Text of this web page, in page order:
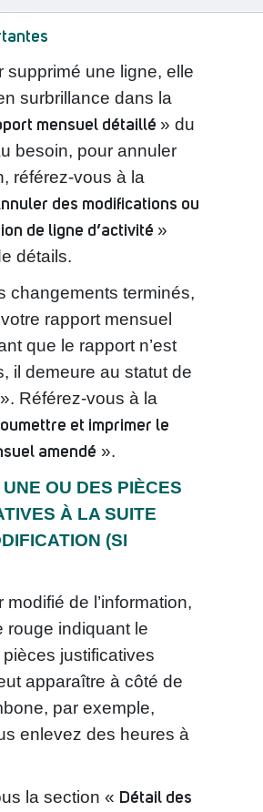
supprimé une ligne, elle
surbrillance dans la
mensuel détaillé » du
besoin, pour annuler
référez-vous à la
des modifications ou
de ligne d’activité »
détails.
changements terminés,
rapport mensuel
que le rapport n’est
il demeure au statut de
». Référez-vous à la
et imprimer le
amendé ».
OU DES PIÈCES
À LA SUITE
(SI
modifié de l’information,
rouge indiquant le
justificatives
apparaître à côté de
par exemple,
enlevez des heures à
la section « Détail des